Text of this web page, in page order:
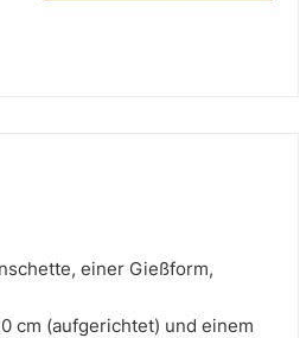
einer Gießform,
cm (aufgerichtet) und einem